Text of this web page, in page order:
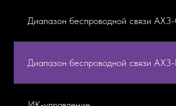
Диапазон беспроводной связи
Диапазон беспроводной связи AX3-